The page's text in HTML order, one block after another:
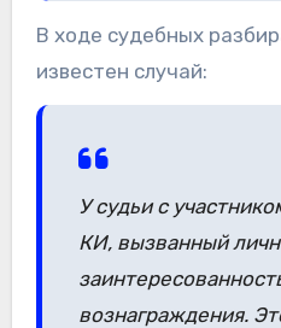
В ходе судебных
известен случай:
У судьи с
КИ, вызванный
вознаграждения.